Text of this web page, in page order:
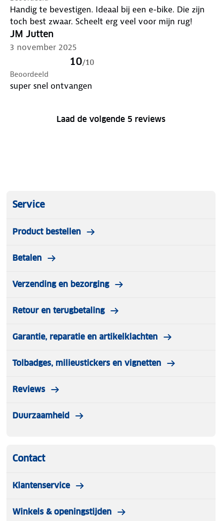
Handig te bevestigen. Ideaal bij een e-bike. Die zijn
toch best zwaar. Scheelt erg veel voor mijn rug!
JM Jutten
3 november 2025
10/10
Beoordeeld
super snel ontvangen
Laad de volgende 5 reviews
Service
Product bestellen
Betalen
Verzending en bezorging
Retour en terugbetaling
Garantie, reparatie en artikelklachten
Tolbadges, milieustickers en vignetten
Reviews
Duurzaamheid
Contact
Klantenservice
Winkels & openingstijden